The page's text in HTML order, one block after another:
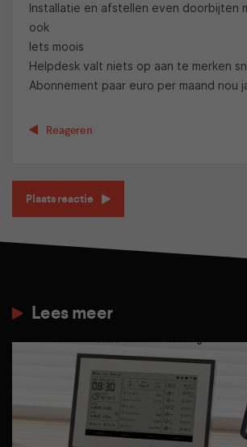
Installatie en afstellen even doorbijten
ook
Iets moois
Helpdesk valt niets op aan te merken
Abonnement paar euro per maand nou
Reageren
Plaats reactie
Lees meer